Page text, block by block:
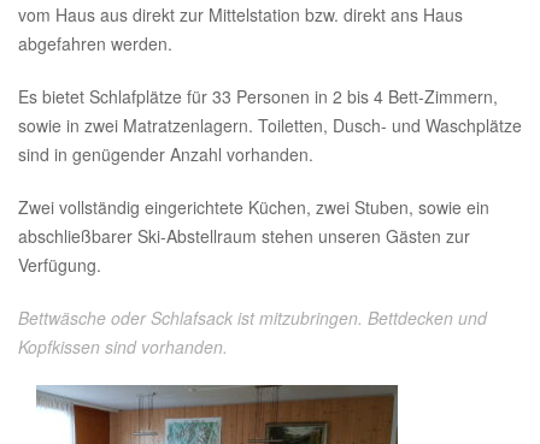
vom Haus aus direkt zur Mittelstation bzw. direkt ans Haus
abgefahren werden.
Es bietet Schlafplätze für 33 Personen in 2 bis 4 Bett-Zimmern,
sowie in zwei Matratzenlagern. Toiletten, Dusch- und Waschplätze
sind in genügender Anzahl vorhanden.
Zwei vollständig eingerichtete Küchen, zwei Stuben, sowie ein
abschließbarer Ski-Abstellraum stehen unseren Gästen zur
Verfügung.
Bettwäsche oder Schlafsack ist mitzubringen. Bettdecken und
Kopfkissen sind vorhanden.